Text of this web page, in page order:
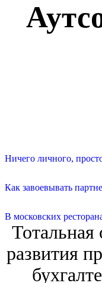
Ничего личного,
Как завоевывать
В московских
развития